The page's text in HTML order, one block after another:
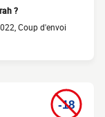
?
Coup d'envoi